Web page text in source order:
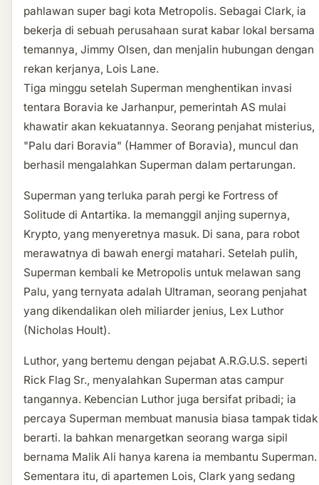
pahlawan super bagi kota Metropolis. Sebagai Clark, ia
bekerja di sebuah perusahaan surat kabar lokal bersama
temannya, Jimmy Olsen, dan menjalin hubungan dengan
rekan kerjanya, Lois Lane.
Tiga minggu setelah Superman menghentikan invasi
tentara Boravia ke Jarhanpur, pemerintah AS mulai
khawatir akan kekuatannya. Seorang penjahat misterius,
"Palu dari Boravia" (Hammer of Boravia), muncul dan
berhasil mengalahkan Superman dalam pertarungan.
Superman yang terluka parah pergi ke Fortress of
Solitude di Antartika. Ia memanggil anjing supernya,
Krypto, yang menyeretnya masuk. Di sana, para robot
merawatnya di bawah energi matahari. Setelah pulih,
Superman kembali ke Metropolis untuk melawan sang
Palu, yang ternyata adalah Ultraman, seorang penjahat
yang dikendalikan oleh miliarder jenius, Lex Luthor
(Nicholas Hoult).
Luthor, yang bertemu dengan pejabat A.R.G.U.S. seperti
Rick Flag Sr., menyalahkan Superman atas campur
tangannya. Kebencian Luthor juga bersifat pribadi; ia
percaya Superman membuat manusia biasa tampak tidak
berarti. Ia bahkan menargetkan seorang warga sipil
bernama Malik Ali hanya karena ia membantu Superman.
Sementara itu, di apartemen Lois, Clark yang sedang